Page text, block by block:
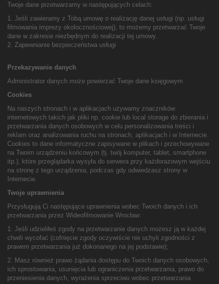
Twoje dane przetwarzamy w następujących celach:
1. Jeśli zawieramy z Tobą umowę o realizację danej usługi (np. usługi
filmowania imprezy okolocznościowej), to możemy przetwarzać Twoje
dane w zakresie niezbędnym do realizacji tej umowy.
2. Zapewnianie bezpieczeństwa usługi
Przekazywanie danych
Administrator danych może powierzać Twoje dane księgowym
Cookies
Na naszych stronach i w aplikacjach używamy znaczników
internetowych takich jak pliki np. cookie lub local storage do zbierania i
przetwarzania danych osobowych w celu personalizowania treści i
reklam oraz analizowania ruchu na stronach, aplikacjach i w Internecie.
Cookies to dane informatyczne zapisywane w plikach i przechowywane
na Twoim urządzeniu końcowym (tj. twój komputer, tablet, smartphone
itp.), które przeglądarka wysyła do serwera przy każdorazowym wejściu
na stronę z tego urządzenia, podczas gdy odwiedzasz strony w
Internecie.
Twoje uprawnienia
Przysługują Ci następujące uprawnienia wobec Twoich danych i ich
przetwarzania przez Wideofilmowanie Wrocław:
1. Jeśli udzieliłeś zgody na przetwarzanie danych możesz ją w każdej
chwili wycofać (cofnięcie zgody oczywiście nie uchyli zgodności z
prawem przetwarzania już dokonanego na jej podstawie);
2. Masz również prawo żądania dostępu do Twoich danych osobowych,
ich sprostowania, usunięcia lub ograniczenia przetwarzania, prawo do
przeniesienia danych, wyrażenia sprzeciwu wobec przetwarzania